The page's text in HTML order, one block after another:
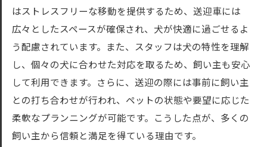
はストレスフリーな移動を提供するため、送迎車には
広々としたスペースが確保され、犬が快適に過ごせるよ
う配慮されています。また、スタッフは犬の特性を理解
し、個々の犬に合わせた対応を取るため、飼い主も安心
して利用できます。さらに、送迎の際には事前に飼い主
との打ち合わせが行われ、ペットの状態や要望に応じた
柔軟なプランニングが可能です。こうした点が、多くの
飼い主から信頼と満足を得ている理由です。